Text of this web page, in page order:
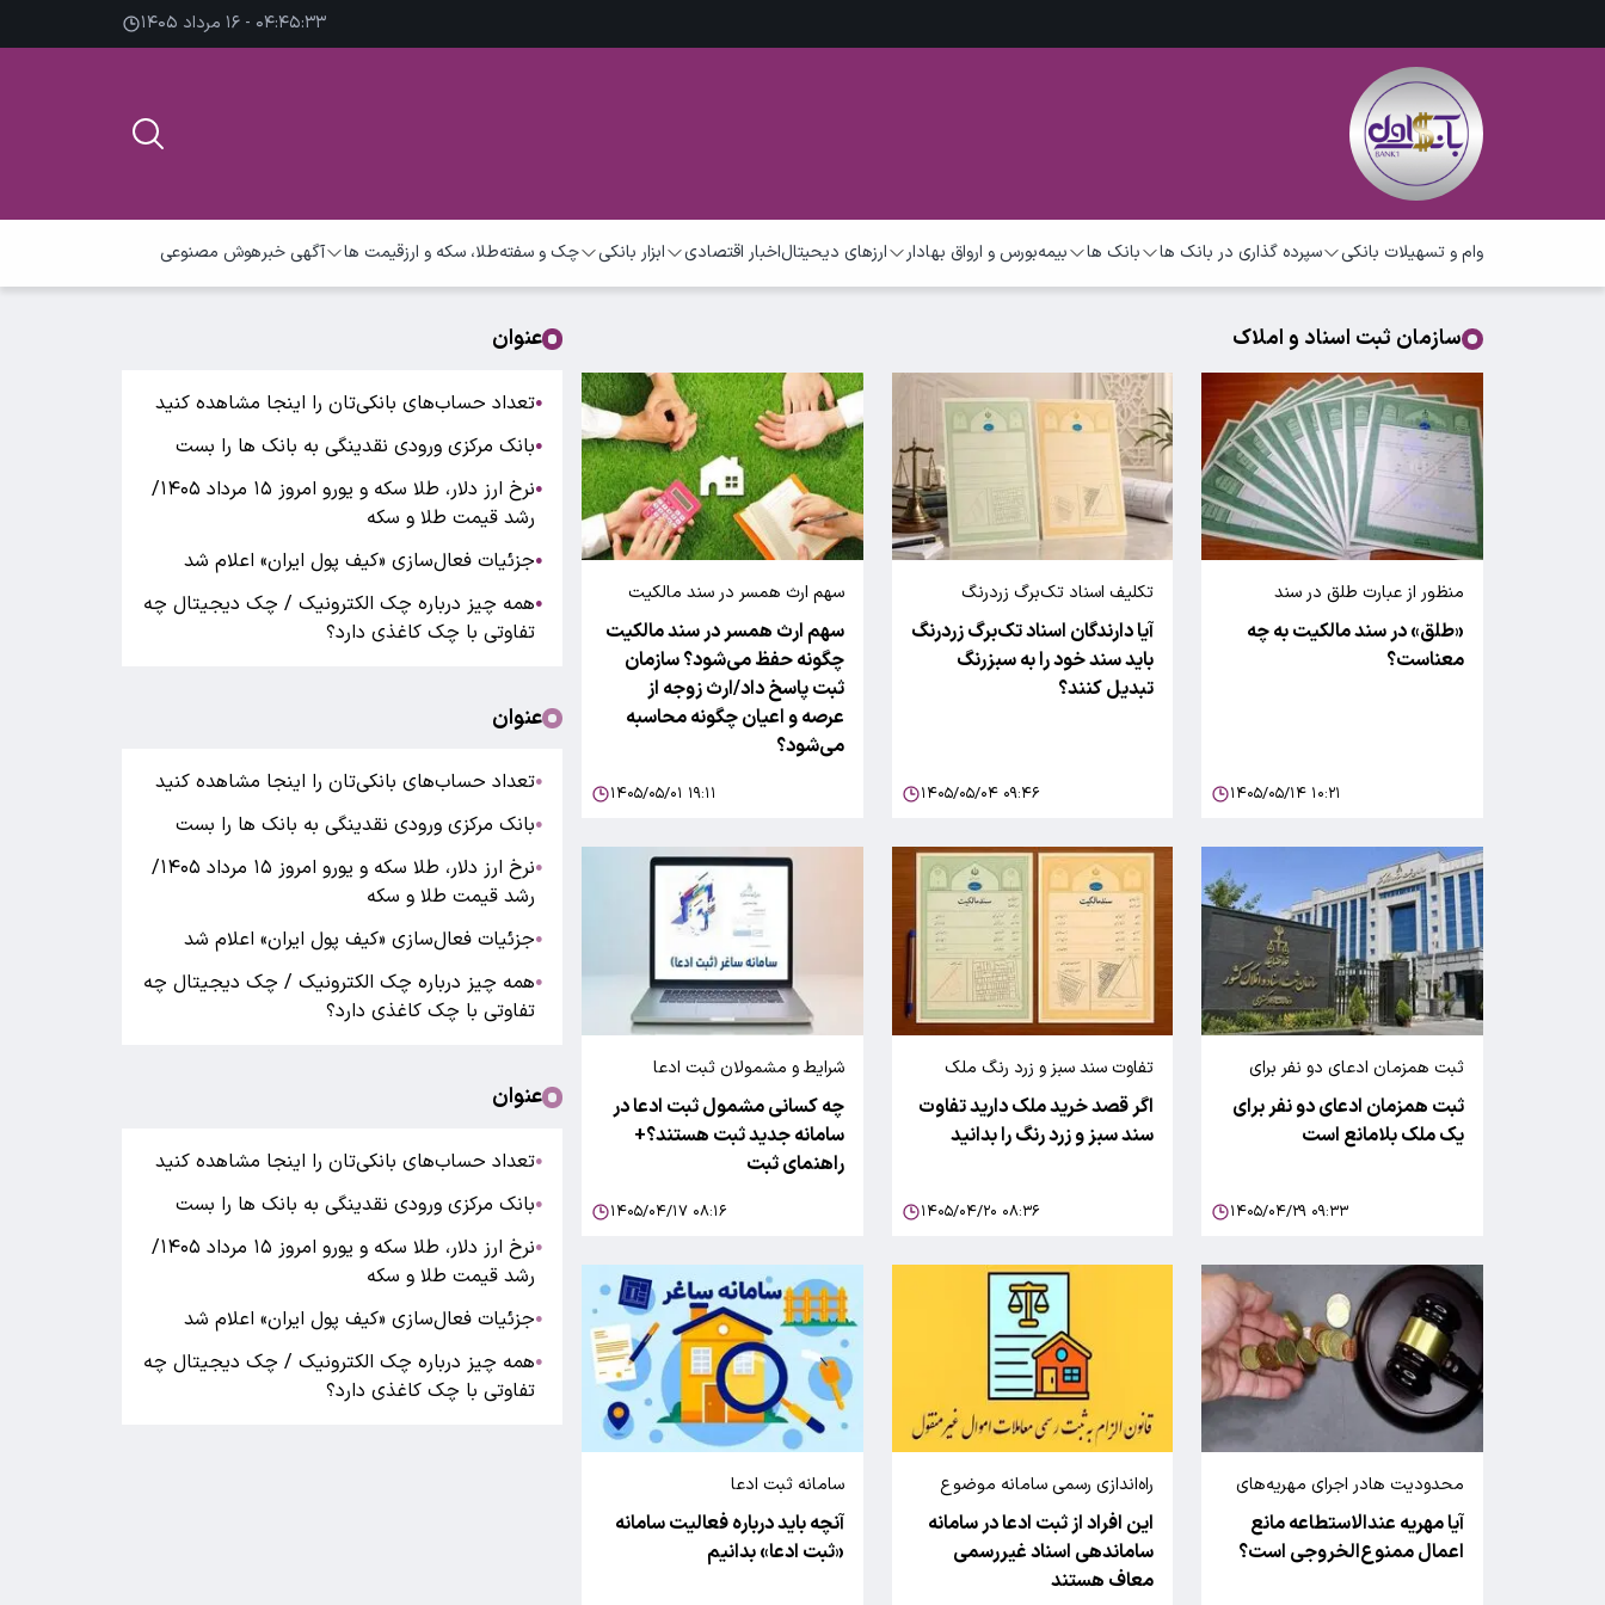
۰۴:۴۵:۳۴ - ۱۶ مرداد ۱۴۰۵
وام و تسهیلات بانکی سپرده گذاری در بانک ها بانک ها بیمهبورس و ارواق بهادار ارزهای دیحیتالاخبار اقتصادی ابزار بانکی چک و سفتهطلا، سکه و ارزقیمت ها آگهی خبرهوش مصنوعی
سازمان ثبت اسناد و املاک
منظور از عبارت طلق در سند
مالکیت
«طلق» در سند مالکیت به چه
معناست؟
۱۴۰۵/۰۵/۱۴ ۱۰:۲۱
تکلیف اسناد تک‌برگ زردرنگ
مشخص شد
آیا دارندگان اسناد تک‌برگ زردرنگ
باید سند خود را به سبزرنگ
تبدیل کنند؟
۱۴۰۵/۰۵/۰۴ ۰۹:۴۶
سهم ارث همسر در سند مالکیت
چگونه حفظ می‌شود؟
سهم ارث همسر در سند مالکیت
چگونه حفظ می‌شود؟ سازمان
ثبت پاسخ داد/ارث زوجه از
عرصه و اعیان چگونه محاسبه
می‌شود؟
۱۴۰۵/۰۵/۰۱ ۱۹:۱۱
ثبت همزمان ادعای دو نفر برای
یک ملک امکان‌پذیر است
ثبت همزمان ادعای دو نفر برای
یک ملک بلامانع است
۱۴۰۵/۰۴/۲۹ ۰۹:۳۳
تفاوت سند سبز و زرد رنگ ملک
اگر قصد خرید ملک دارید تفاوت
سند سبز و زرد رنگ را بدانید
۱۴۰۵/۰۴/۲۰ ۰۸:۳۶
شرایط و مشمولان ثبت ادعا
چه کسانی مشمول ثبت ادعا در
سامانه جدید ثبت هستند؟+
راهنمای ثبت
۱۴۰۵/۰۴/۱۷ ۰۸:۱۶
محدودیت هادر اجرای مهریه‌های
عندالاستطاعه
آیا مهریه عندالاستطاعه مانع
اعمال ممنوع‌الخروجی است؟
راه‌اندازی رسمی سامانه موضوع
ماده ۱۰ قانون الزام به ثبت رسمی
معاملات اموال غیرمنقول (سامانه
ثبت ادعا)
این افراد از ثبت ادعا در سامانه
ساماندهی اسناد غیررسمی
معاف هستند
سامانه ثبت ادعا
آنچه باید درباره فعالیت سامانه
«ثبت ادعا» بدانیم
عنوان
●تعداد حساب‌های بانکی‌تان را اینجا مشاهده کنید
●بانک مرکزی ورودی نقدینگی به بانک ها را بست
●
نرخ ارز دلار، طلا سکه و یورو امروز ۱۵ مرداد ۱۴۰۵/
رشد قیمت طلا و سکه
●جزئیات فعال‌سازی «کیف پول ایران» اعلام شد
●همه چیز درباره چک الکترونیک / چک دیجیتال چه
تفاوتی با چک کاغذی دارد؟
عنوان
●تعداد حساب‌های بانکی‌تان را اینجا مشاهده کنید
●بانک مرکزی ورودی نقدینگی به بانک ها را بست
●
نرخ ارز دلار، طلا سکه و یورو امروز ۱۵ مرداد ۱۴۰۵/
رشد قیمت طلا و سکه
●جزئیات فعال‌سازی «کیف پول ایران» اعلام شد
●همه چیز درباره چک الکترونیک / چک دیجیتال چه
تفاوتی با چک کاغذی دارد؟
عنوان
●تعداد حساب‌های بانکی‌تان را اینجا مشاهده کنید
●بانک مرکزی ورودی نقدینگی به بانک ها را بست
●
نرخ ارز دلار، طلا سکه و یورو امروز ۱۵ مرداد ۱۴۰۵/
رشد قیمت طلا و سکه
●جزئیات فعال‌سازی «کیف پول ایران» اعلام شد
●همه چیز درباره چک الکترونیک / چک دیجیتال چه
تفاوتی با چک کاغذی دارد؟